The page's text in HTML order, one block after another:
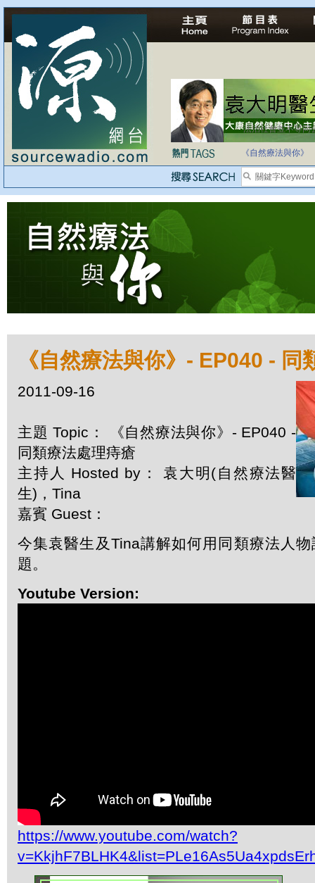
法治社會並不等同
《自然療法與你》
《自然療法與你》- EP040 - 同
2011-09-16
主題 Topic： 《自然療法與你》- EP040 -
同類療法處理痔瘡
主持人 Hosted by： 袁大明(自然療法醫
生)，Tina
嘉賓 Guest：
今集袁醫生及Tina講解如何用同類療法人
題。
Youtube Version:
https://www.youtube.com/watch?